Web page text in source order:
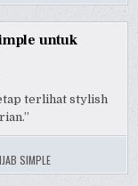
untuk
terlihat stylish
SIMPLE